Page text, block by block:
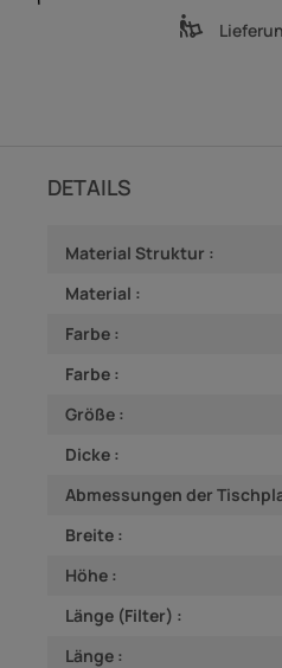
DETAILS
Material Struktur :
Material :
Farbe :
Farbe :
Größe :
Dicke :
Abmessungen der
Breite :
Höhe :
Länge (Filter) :
Länge :